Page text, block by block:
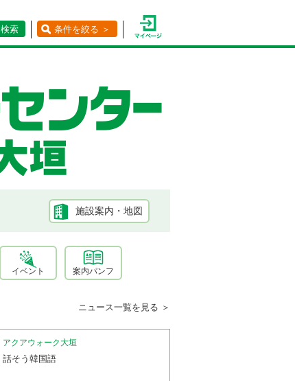
検索 条件を絞る ＞
施設案内・地図
イベント 案内パンフ
ニュース一覧を見る ＞
アクアウォーク大垣
話そう韓国語